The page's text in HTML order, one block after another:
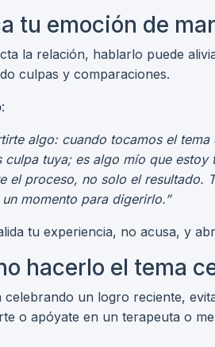
tu emoción de
la relación, hablarlo puede
culpas y comparaciones.
:
algo: cuando tocamos el
culpa tuya; es algo mío que
el proceso, no solo el resultado.
momento para digerirlo.”
tu experiencia, no acusa, y
hacerlo el tema
celebrando un logro reciente,
o apóyate en un terapeuta o